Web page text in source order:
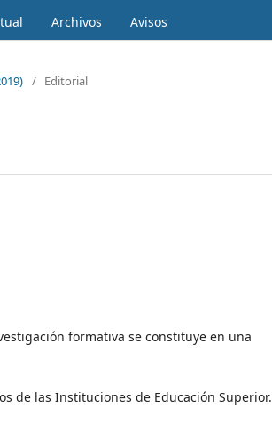
Archivos Avisos
/ Editorial
formativa se constituye en una
de las Instituciones de Educación Superior.